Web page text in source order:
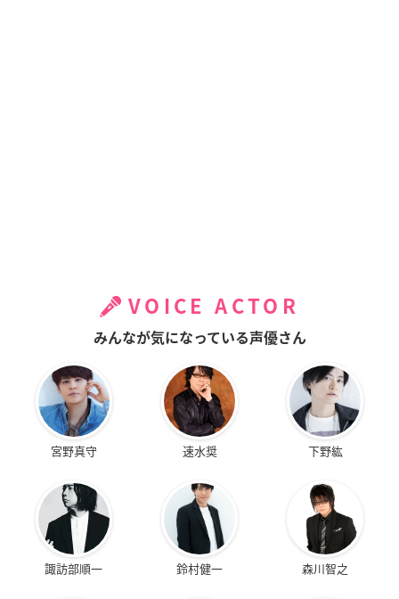
VOICE ACTOR
みんなが気になっている声優さん
宮野真守 速水奨 下野紘
諏訪部順一 鈴村健一 森川智之